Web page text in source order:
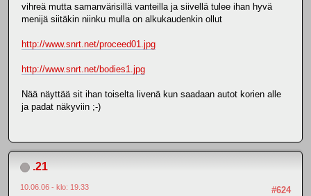
vihreä mutta samanvärisillä vanteilla ja siivellä tulee ihan hyvä
menijä siitäkin niinku mulla on alkukaudenkin ollut
http://www.snrt.net/proceed01.jpg
http://www.snrt.net/bodies1.jpg
Nää näyttää sit ihan toiselta livenä kun saadaan autot korien alle
ja padat näkyviin ;-)
.21
#624
10.06.06 - klo: 19.33